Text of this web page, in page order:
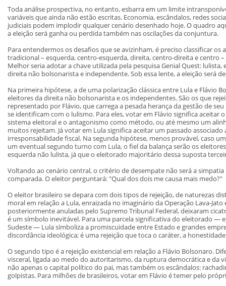
Toda análise prospectiva, no entanto, esbarra em um limite
variáveis que ainda não estão escritas. Economia, escândalos, redes
judiciais podem implodir qualquer cenário desenhado hoje. O quadro
a eleição será ganha ou perdida também nas oscilações da conjuntura.
Para entendermos os desafios que se avizinham, é preciso classificar
tradicional – esquerda, centro-esquerda, direita, centro-direita e centro
Melhor seria adotar a chave utilizada pela pesquisa Genial Quest:
direita não bolsonarista e independente. Sob essa lente, a eleição será
Na primeira hipótese, a de uma polarização clássica entre Lula e Flávio
eleitores da direita não bolsonarista e os independentes. São os que
representado por Flávio, que carrega a pesada herança da gestão de
se identificam com o lulismo. Para eles, votar em Flávio significa aceitar
sistema eleitoral e o antagonismo como método, ou até mesmo um
muitos rejeitam. Já votar em Lula significa aceitar um passado
irresponsabilidade fiscal. Na segunda hipótese, menos provável, caso
um eventual segundo turno com Lula, o fiel da balança serão os
esquerda não lulista, já que o eleitorado majoritário dessa suposta
Voltando ao cenário central, o critério de desempate não será a
comparada. O eleitor perguntará: "Qual dos dois me causa mais medo?"
O eleitor brasileiro se depara com dois tipos de rejeição, de naturezas
moral em relação a Lula, enraizada no imaginário da Operação Lava-
posteriormente anuladas pelo Supremo Tribunal Federal, deixaram
é um símbolo inevitável. Para uma parcela significativa do eleitorado —
Sudeste — Lula simboliza a promiscuidade entre Estado e grandes
discordância ideológica; é uma rejeição que toca o caráter, a
O segundo tipo é a rejeição existencial em relação a Flávio Bolsonaro.
visceral, ligada ao medo do autoritarismo, da ruptura democrática e da
não apenas o capital político do pai, mas também os escândalos:
golpistas. Para milhões de brasileiros, votar em Flávio é temer pelo